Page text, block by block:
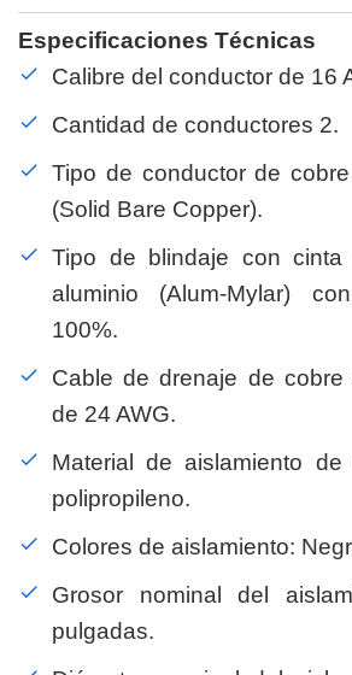
Especificaciones Técnicas
Calibre del conductor de 16
Cantidad de conductores 2.
Tipo de conductor de
(Solid Bare Copper).
Tipo de blindaje con
aluminio (Alum-Mylar)
100%.
Cable de drenaje de cobre
de 24 AWG.
Material de aislamiento de
polipropileno.
Colores de aislamiento:
Grosor nominal del
pulgadas.